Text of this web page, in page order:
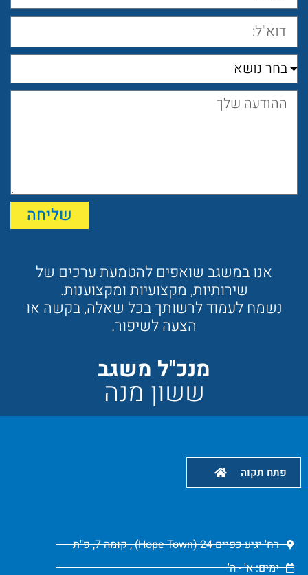
אנו במשגב שואפים להטמעת ערכים של
שירותיות, מקצועיות ומקצוענות.
נשמח לעמוד לרשותך בכל שאלה, בקשה או
הצעה לשיפור.
מנכ"ל משגב
ששון מנה
שליחה
פתח תקוה
רח' יגיע כפיים 24 (Hope Town) , קומה 7, פ"ת
ימים: א' - ה'